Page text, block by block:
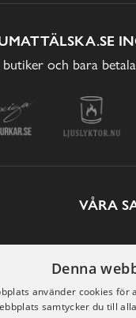
och bara
VÅRA
Denna
använder cookies
samtycker du till